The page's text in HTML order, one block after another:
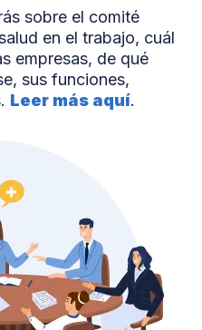
sobre el comité
en el trabajo, cuál
empresas, de qué
sus funciones,
Leer más aquí.